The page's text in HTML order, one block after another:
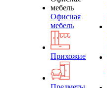
Офисная
мебель
Прихожие